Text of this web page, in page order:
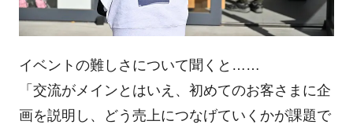
イベントの難しさについて聞くと……
「交流がメインとはいえ、初めてのお客さまに企
画を説明し、どう売上につなげていくかが課題で